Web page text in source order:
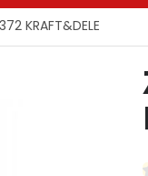
KRAFT&DELE